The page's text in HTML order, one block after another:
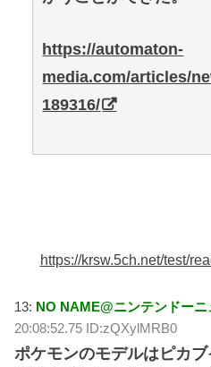
https://automaton-
media.com/articles/
189316/
https://krsw.5ch.net/test/
13: NO NAME@ニンテンドーニ
20:08:52.75 ID:zQXylMRB0
ポケモンのモデルはピカ